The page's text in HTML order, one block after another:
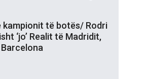
kampionit të botës/ Rodri
‘jo’ Realit të Madridit,